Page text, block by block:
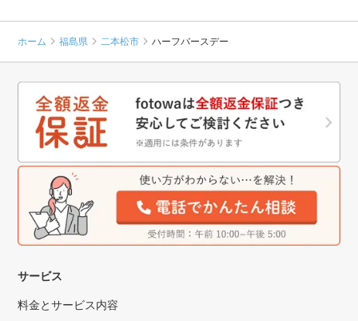
ホーム 福島県 二本松市 ハーフバースデー
サービス
料金とサービス内容